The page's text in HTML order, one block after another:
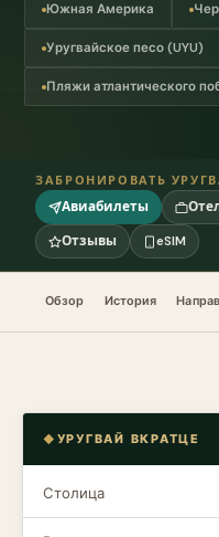
Южная Америка
Уругвайское песо (UYU)
Пляжи атлантического
ЗАБРОНИРОВАТЬ
Авиабилеты
Отзывы
eSIM
Обзор История
УРУГВАЙ ВКРАТЦЕ
Столица